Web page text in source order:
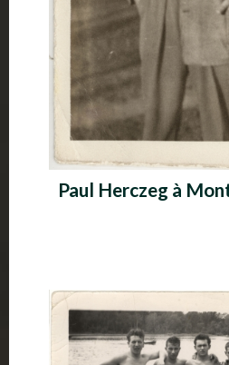
Paul Herczeg à